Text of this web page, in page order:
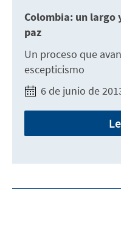
Colombia: un largo
paz
Un proceso que
escepticismo
6 de junio de